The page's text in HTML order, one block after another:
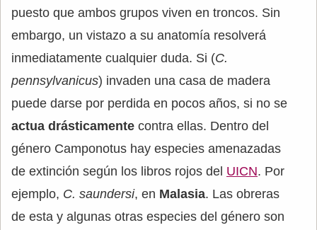
puesto que ambos grupos viven en troncos. Sin
embargo, un vistazo a su anatomía resolverá
inmediatamente cualquier duda. Si (C.
pennsylvanicus) invaden una casa de madera
puede darse por perdida en pocos años, si no se
actua drásticamente contra ellas. Dentro del
género Camponotus hay especies amenazadas
de extinción según los libros rojos del UICN. Por
ejemplo, C. saundersi, en Malasia. Las obreras
de esta y algunas otras especies del género son